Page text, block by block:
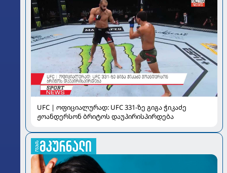
UFC | ოფიციალურად: UFC 331-ზე გიგა ჭიკაძე
ჟოანდერსონ ბრიტოს დაუპირისპირდება